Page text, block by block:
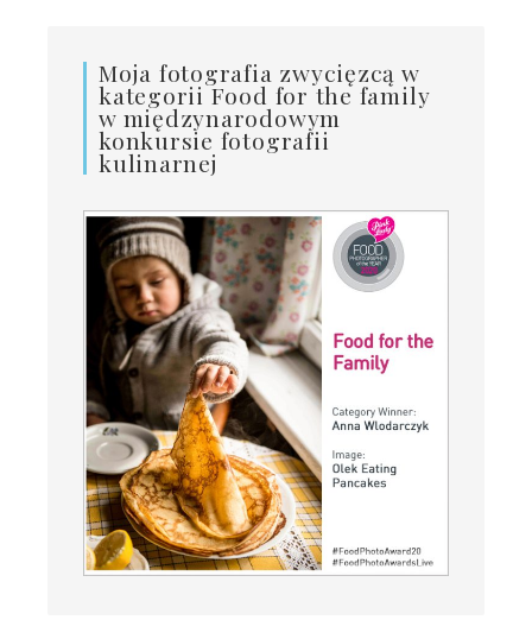
Moja fotografia zwycięzcą w
kategorii Food for the family
w międzynarodowym
konkursie fotografii
kulinarnej